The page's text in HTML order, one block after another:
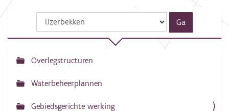
N
a
i
Overlegstructuren
Waterbeheerplannen
Gebiedsgerichte werking